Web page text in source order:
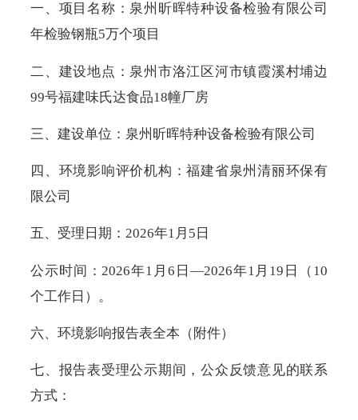
一、项目名称：泉州昕晖特种设备检验有限公司
年检验钢瓶5万个项目
二、建设地点：泉州市洛江区河市镇霞溪村埔边
99号福建味氏达食品18幢厂房
三、建设单位：泉州昕晖特种设备检验有限公司
四、环境影响评价机构：福建省泉州清丽环保有
限公司
五、受理日期：2026年1月5日
公示时间：2026年1月6日—2026年1月19日（10
个工作日）。
六、环境影响报告表全本（附件）
七、报告表受理公示期间，公众反馈意见的联系
方式：